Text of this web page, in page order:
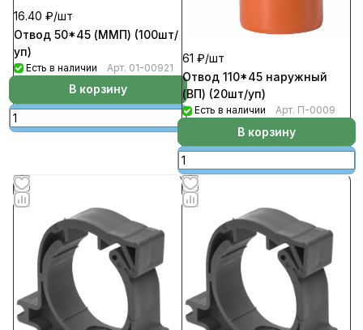
16.40 ₽/шт
Отвод 50*45 (ММП) (100шт/
уп)
Есть в наличии Арт. 01-00921
В корзину
61 ₽/шт
Отвод 110*45 наружный
(ВП) (20шт/уп)
Есть в наличии Арт. П-0009
В корзину